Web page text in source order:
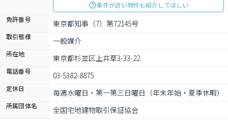
条件が近い物件も紹介してほしい
免許番号
東京都知事（7）第72145号
取引態様 一般媒介
所在地 東京都杉並区上井草3-33-22
電話番号 03-5382-8875
定休日 毎週水曜日・第一第三日曜日（年末年始・夏季休暇）
所属団体名 全国宅地建物取引保証協会